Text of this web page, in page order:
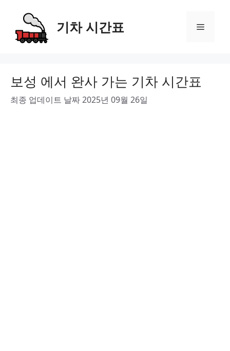
content
기차 시간표 Menu
보성 에서 완사 가는 기차 시간표
최종 업데이트 날짜 2025년 09월 26일